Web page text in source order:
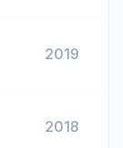
2019
2018